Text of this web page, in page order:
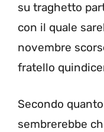
su traghetto
con il quale
novembre
fratello
Secondo
sembrerebbe